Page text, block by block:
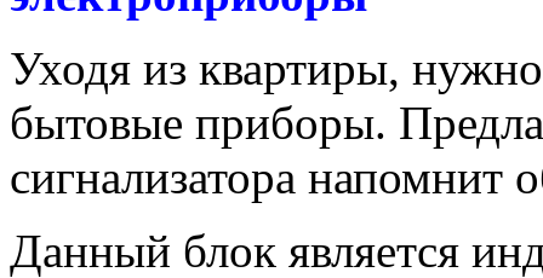
Уходя из квартиры,
бытовые приборы.
сигнализатора напомнит
Данный блок является